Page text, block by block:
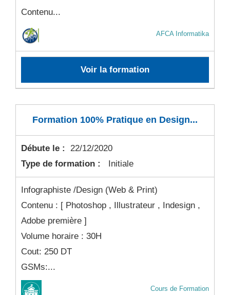
Contenu...
AFCA Informatika
Voir la formation
Formation 100% Pratique en Design...
Débute le :
22/12/2020
Type de formation :
Initiale
Infographiste /Design (Web & Print)
Contenu : [ Photoshop , Illustrateur , Indesign ,
Adobe première ]
Volume horaire : 30H
Cout: 250 DT
GSMs:...
Cours de Formation